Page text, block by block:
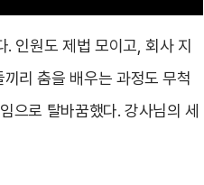
. 인원도 제법 모이고, 회사 지
리 춤을 배우는 과정도 무척
으로 탈바꿈했다. 강사님의 세